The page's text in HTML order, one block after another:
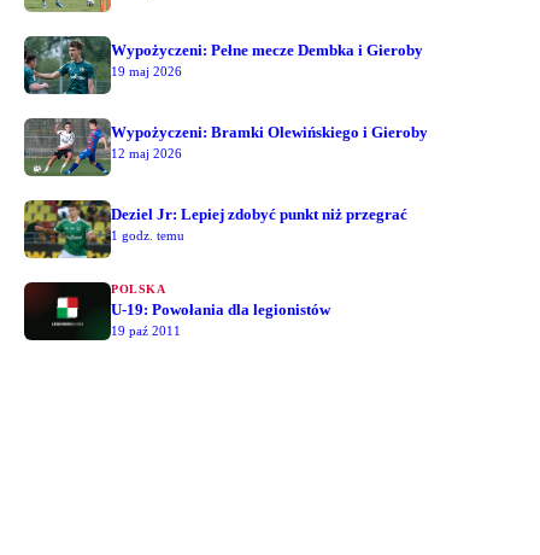
Wypożyczeni: Pełne mecze Dembka i Gieroby
19 maj 2026
Wypożyczeni: Bramki Olewińskiego i Gieroby
12 maj 2026
Deziel Jr: Lepiej zdobyć punkt niż przegrać
1 godz. temu
POLSKA
U-19: Powołania dla legionistów
19 paź 2011